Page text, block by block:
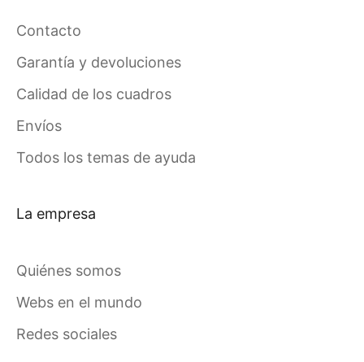
Contacto
Garantía y devoluciones
Calidad de los cuadros
Envíos
Todos los temas de ayuda
La empresa
Quiénes somos
Webs en el mundo
Redes sociales